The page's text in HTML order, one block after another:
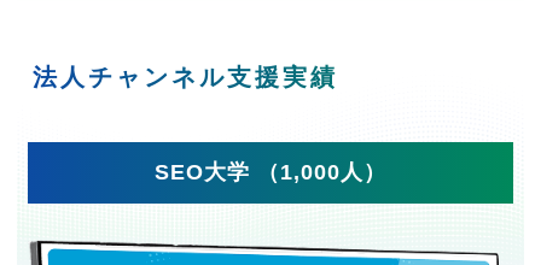
法人チャンネル支援実績
SEO大学 （1,000人）